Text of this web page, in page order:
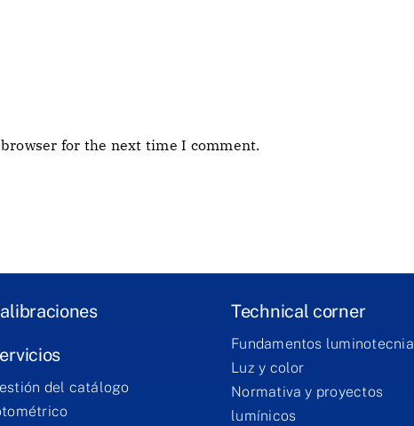
for the next time I comment.
del catálogo
Technical corner
Fundamentos luminotecnia
Luz y color
Normativa y proyectos
lumínicos